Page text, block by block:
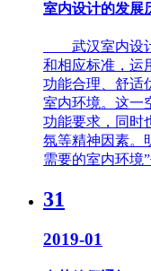
室内设计的发展
武汉室内设计
和相应标准，运
功能合理、舒适
室内环境。这一
功能要求，同时
氛等精神因素。
需要的室内环境
31
2019-01